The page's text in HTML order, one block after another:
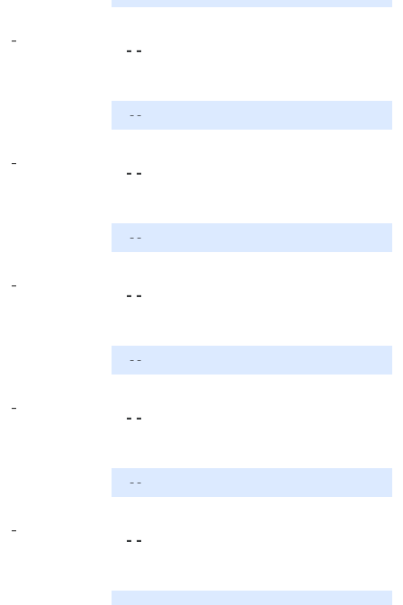
-
- -
- -
-
- -
- -
-
- -
- -
-
- -
- -
-
- -